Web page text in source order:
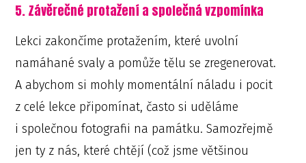
5. Závěrečné protažení a společná vzpomínka
Lekci zakončíme protažením, které uvolní
namáhané svaly a pomůže tělu se zregenerovat.
A abychom si mohly momentální náladu i pocit
z celé lekce připomínat, často si uděláme
i společnou fotografii na památku. Samozřejmě
jen ty z nás, které chtějí (což jsme většinou